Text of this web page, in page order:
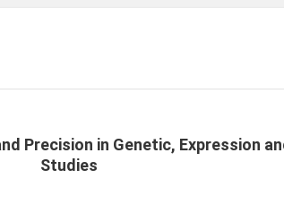
Precision in Genetic, Expression
Studies